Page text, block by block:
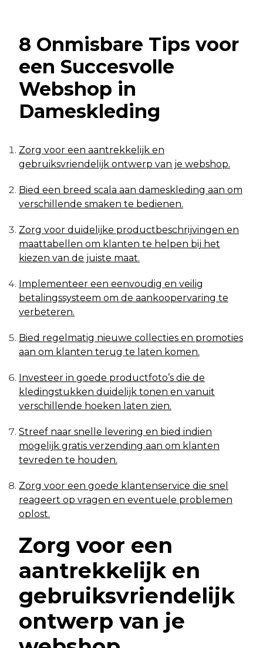
8 Onmisbare Tips voor
een Succesvolle
Webshop in
Dameskleding
Zorg voor een aantrekkelijk en
gebruiksvriendelijk ontwerp van je webshop.
Bied een breed scala aan dameskleding aan om
verschillende smaken te bedienen.
Zorg voor duidelijke productbeschrijvingen en
maattabellen om klanten te helpen bij het
kiezen van de juiste maat.
Implementeer een eenvoudig en veilig
betalingssysteem om de aankoopervaring te
verbeteren.
Bied regelmatig nieuwe collecties en promoties
aan om klanten terug te laten komen.
Investeer in goede productfoto’s die de
kledingstukken duidelijk tonen en vanuit
verschillende hoeken laten zien.
Streef naar snelle levering en bied indien
mogelijk gratis verzending aan om klanten
tevreden te houden.
Zorg voor een goede klantenservice die snel
reageert op vragen en eventuele problemen
oplost.
Zorg voor een
aantrekkelijk en
gebruiksvriendelijk
ontwerp van je